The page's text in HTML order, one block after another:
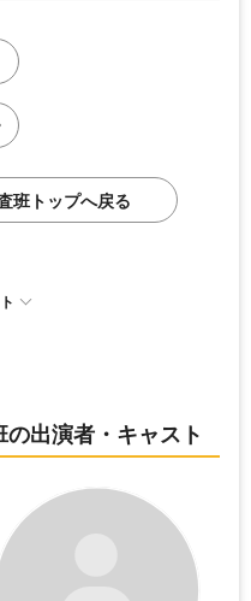
班トップへ戻る
出演者・キャスト